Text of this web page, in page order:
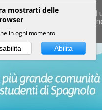
Your IP address and
quality of service,
mostrarti delle
in ogni momento
Abilita